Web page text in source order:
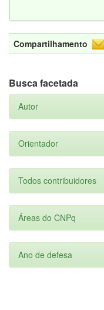
Compartilhamento
Busca facetada
Autor
Orientador
Todos contribuidores
Áreas do CNPq
Ano de defesa